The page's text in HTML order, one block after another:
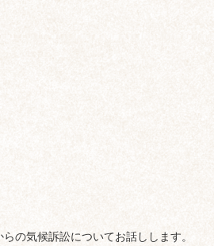
の気候訴訟についてお話しします。